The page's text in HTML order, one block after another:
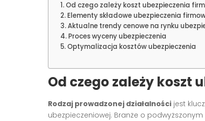
Od czego zależy koszt ubezpieczenia
Elementy składowe ubezpieczenia
Aktualne trendy cenowe na rynku
Proces wyceny ubezpieczenia
Optymalizacja kosztów ubezpieczenia
Od czego zależy koszt
Rodzaj prowadzonej działalności jest
ubezpieczeniowej. Branże o